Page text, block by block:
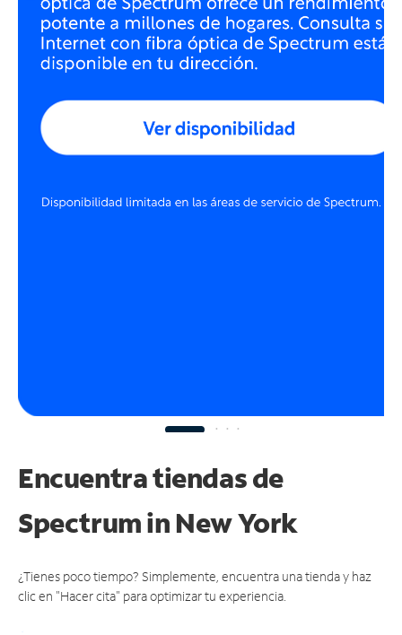
Encuentra tiendas de
Spectrumin New York
¿Tienes poco tiempo? Simplemente, encuentra una tienda y haz
clic en "Hacer cita" para optimizar tu experiencia.